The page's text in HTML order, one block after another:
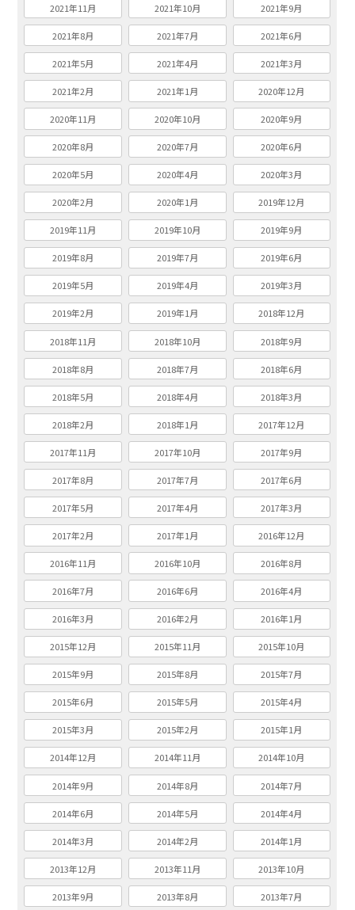
2021年11月 2021年10月 2021年9月
2021年8月 2021年7月 2021年6月
2021年5月 2021年4月 2021年3月
2021年2月 2021年1月 2020年12月
2020年11月 2020年10月 2020年9月
2020年8月 2020年7月 2020年6月
2020年5月 2020年4月 2020年3月
2020年2月 2020年1月 2019年12月
2019年11月 2019年10月 2019年9月
2019年8月 2019年7月 2019年6月
2019年5月 2019年4月 2019年3月
2019年2月 2019年1月 2018年12月
2018年11月 2018年10月 2018年9月
2018年8月 2018年7月 2018年6月
2018年5月 2018年4月 2018年3月
2018年2月 2018年1月 2017年12月
2017年11月 2017年10月 2017年9月
2017年8月 2017年7月 2017年6月
2017年5月 2017年4月 2017年3月
2017年2月 2017年1月 2016年12月
2016年11月 2016年10月 2016年8月
2016年7月 2016年6月 2016年4月
2016年3月 2016年2月 2016年1月
2015年12月 2015年11月 2015年10月
2015年9月 2015年8月 2015年7月
2015年6月 2015年5月 2015年4月
2015年3月 2015年2月 2015年1月
2014年12月 2014年11月 2014年10月
2014年9月 2014年8月 2014年7月
2014年6月 2014年5月 2014年4月
2014年3月 2014年2月 2014年1月
2013年12月 2013年11月 2013年10月
2013年9月 2013年8月 2013年7月